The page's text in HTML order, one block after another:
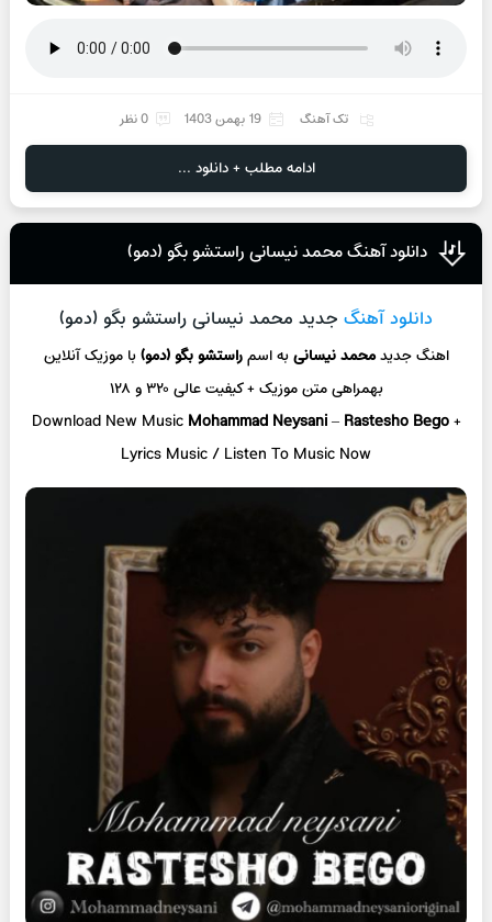
تک آهنگ 19 بهمن 1403 0 نظر
ادامه مطلب + دانلود ...
دانلود آهنگ محمد نیسانی راستشو بگو (دمو)
دانلود آهنگ جدید محمد نیسانی راستشو بگو (دمو)
اهنگ جدیدمحمد نیسانیبه اسمراستشو بگو (دمو)با موزیک آنلاین
بهمراهی متن موزیک + کیفیت عالی ۳۲۰ و ۱۲۸
Download New Music Mohammad Neysani–Rastesho Bego+
Lyrics Music / Listen To Music Now